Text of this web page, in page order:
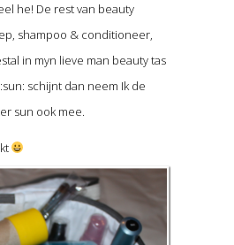
he! De rest van beauty
shampoo & conditioneer,
in myn lieve man beauty tas
schijnt dan neem Ik de
sun ook mee.